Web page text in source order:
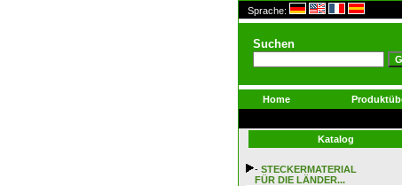
Sprache:
Suchen
Home
Katalog
- STECKERMATERIAL
FÜR DIE LÄNDER...